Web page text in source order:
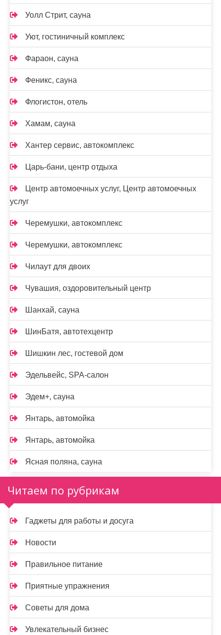
Уолл Стрит, сауна
Уют, гостиничный комплекс
Фараон, сауна
Феникс, сауна
Флогистон, отель
Хамам, сауна
Хантер сервис, автокомплекс
Царь-бани, центр отдыха
Центр автомоечных услуг, Центр автомоечных
услуг
Черемушки, автокомплекс
Черемушки, автокомплекс
Чилаут для двоих
Чувашия, оздоровительный центр
Шанхай, сауна
ШинБатя, автотехцентр
Шишкин лес, гостевой дом
Эдельвейс, SPA-салон
Эдем+, сауна
Янтарь, автомойка
Янтарь, автомойка
Ясная поляна, сауна
Читаем по рубрикам
Гаджеты для работы и досуга
Новости
Правильное питание
Приятные упражнения
Советы для дома
Увлекательный бизнес